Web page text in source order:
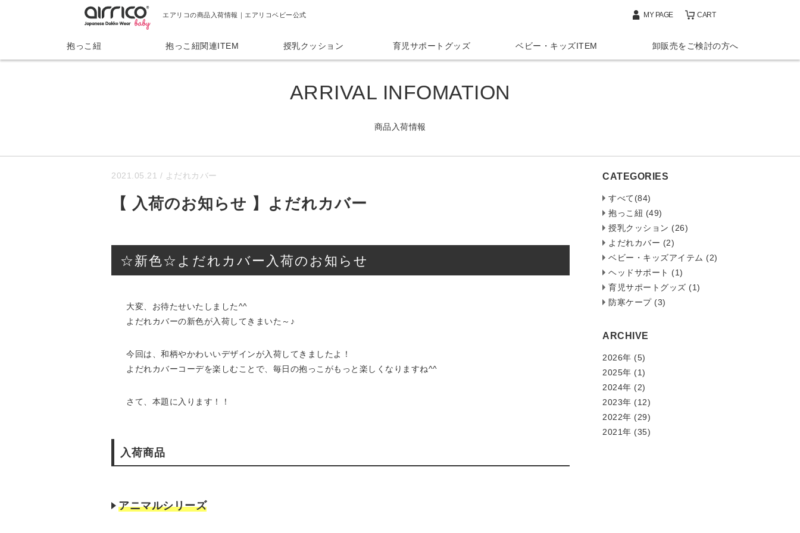
エアリコの商品入荷情報｜エアリコベビー公式 MY PAGE CART
抱っこ紐 抱っこ紐関連ITEM 授乳クッション 育児サポートグッズ ベビー・キッズITEM 卸販売をご検討の方へ
ARRIVAL INFOMATION
商品入荷情報
2021.05.21 / よだれカバー
【 入荷のお知らせ 】よだれカバー
☆新色☆よだれカバー入荷のお知らせ
大変、お待たせいたしました^^
よだれカバーの新色が入荷してきまいた～♪
今回は、和柄やかわいいデザインが入荷してきましたよ！
よだれカバーコーデを楽しむことで、毎日の抱っこがもっと楽しくなりますね^^
さて、本題に入ります！！
入荷商品
アニマルシリーズ
CATEGORIES
すべて(84)
抱っこ紐 (49)
授乳クッション (26)
よだれカバー (2)
ベビー・キッズアイテム (2)
ヘッドサポート (1)
育児サポートグッズ (1)
防寒ケープ (3)
ARCHIVE
2026年 (5)
2025年 (1)
2024年 (2)
2023年 (12)
2022年 (29)
2021年 (35)